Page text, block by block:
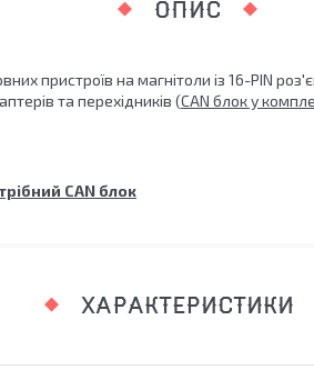
ОПИС
пристроїв на магнітоли із 16-PIN
та перехідників (CAN блок у
CAN блок
ХАРАКТЕРИСТИКИ